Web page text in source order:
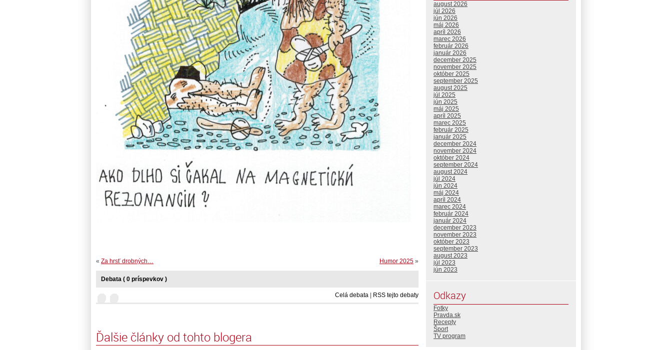
Humor 2025 »
« Za hrsť drobných…
Debata ( 0 príspevkov )
Celá debata | RSS tejto debaty
Ďalšie články od tohto blogera
august 2026
júl 2026
jún 2026
máj 2026
apríl 2026
marec 2026
február 2026
január 2026
december 2025
november 2025
október 2025
september 2025
august 2025
júl 2025
jún 2025
máj 2025
apríl 2025
marec 2025
február 2025
január 2025
december 2024
november 2024
október 2024
september 2024
august 2024
júl 2024
jún 2024
máj 2024
apríl 2024
marec 2024
február 2024
január 2024
december 2023
november 2023
október 2023
september 2023
august 2023
júl 2023
jún 2023
Odkazy
Fotky
Pravda.sk
Recepty
Šport
TV program